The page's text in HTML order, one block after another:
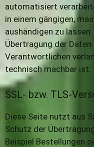
automatisiert
in einem gängigen,
aushändigen zu
Übertragung der Daten
Verantwortlichen
technisch machbar ist.
SSL- bzw. TLS-
Diese Seite nutzt aus
Schutz der
Beispiel Bestellungen